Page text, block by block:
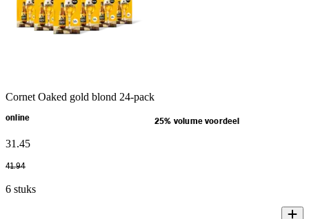
Cornet Oaked gold blond 24-pack
online 25% volume voordeel
31 .45
41.94
6 stuks